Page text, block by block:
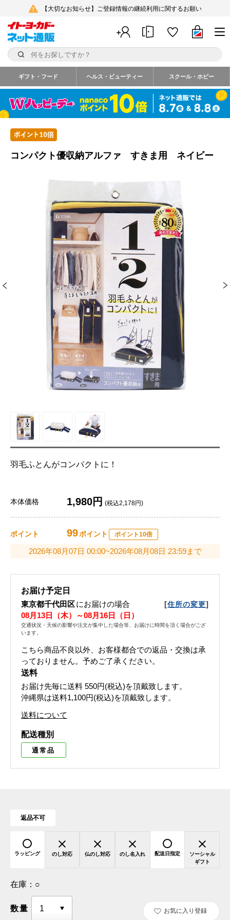
【大切なお知らせ】ご登録情報の継続利用に関するお願い
ギフト・フード ヘルス・ビューティー スクール・ホビー
コンパクト優収納アルファ すきま用 ネイビー
羽毛ふとんがコンパクトに！
本体価格 1,980円 (税込2,178円)
ポイント 99ポイント ポイント10倍
2026年08月07日 00:00~2026年08月08日 23:59まで
お届け予定日
東京都千代田区にお届けの場合 [住所の変更]
08月13日（木）～08月16日（日）
交通状況・天候の影響や注文が集中した場合等、お届けに時間を頂く場合がござ
います。
こちら商品不良以外、お客様都合での返品・交換は承
っておりません。予めご了承ください。
送料
お届け先毎に送料 550円(税込)を頂戴致します。
沖縄県は送料1,100円(税込)を頂戴致します。
送料について
配送種別
通常品
返品不可
ラッピング のし対応 仏のし対応 のし名入れ 配送日指定
ソーシャル
ギフト
在庫： ○
数量 お気に入り登録